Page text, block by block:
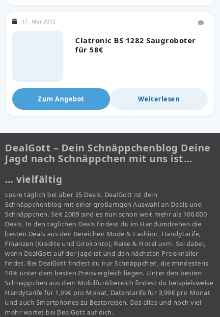
Clatronic BS 1282 Saugroboter
für 58€
17. Mai 2012
Zum Angebot Weiterlesen
DealGott – Dein Schnäppchenblog Deine
Jagd nach Schnäppchen mit uns ist…
… vielfältig
spare täglich bei über 35 Deals. DealGott ist dein
Schnäppchenblog mit einer großartigen Auswahl an Deals und
Schnäppchen. Seit 2009 sind es nun schon weit mehr als 100.000
Deals. In den täglichen Deals findest du im Handumdrehen die
besten Deals aus den Bereichen Mode & Fashion, Handytarife,
Finanzen (Kredite und Girokonto), Reise & Hotel uvm. Sei dabei,
wenn DealGott auf der Jagd ist und den nächsten Preisknaller
findet. Bei DealGott findest du nur Schnäppchen, die mindestens
10% unter dem besten Preisvergleich liegen. Unter den besten
Schnäppchen aus dem Mobilfunkbereich findest du beispielsweise
Handytarife für 1,99€ pro Monat, Datentarife für 3,99€ pro Monat
und auch Smartphones zu Bestpreisen. Das alles und noch viel
mehr wartet bei DealGott auf dich.